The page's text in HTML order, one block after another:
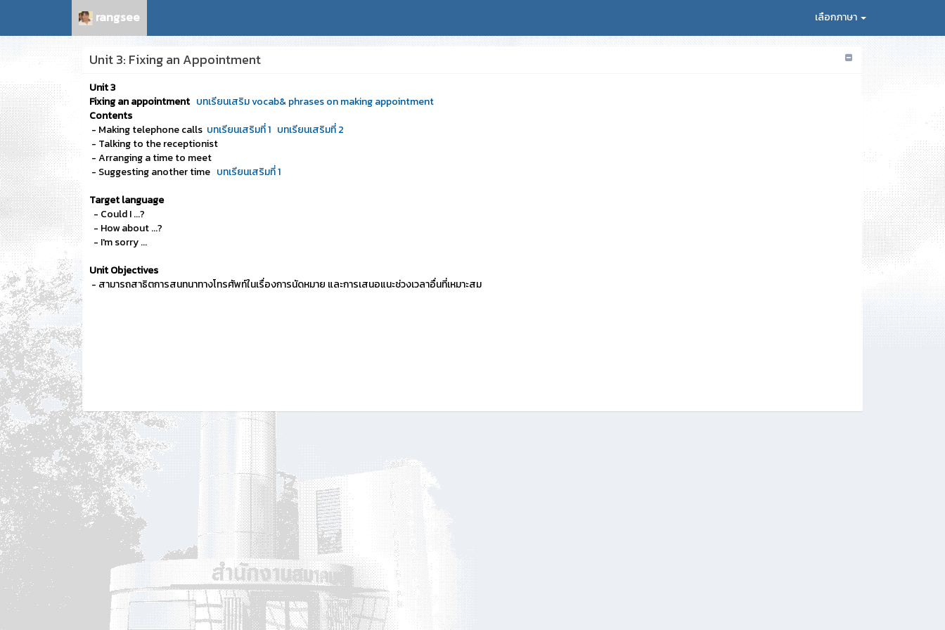
rangsee เลือกภาษา
Unit 3: Fixing an Appointment
Unit 3
Fixing an appointment บทเรียนเสริม vocab& phrases on making appointment
Contents
- Making telephone calls บทเรียนเสริมที่ 1 บทเรียนเสริมที่ 2
- Talking to the receptionist
- Arranging a time to meet
- Suggesting another time บทเรียนเสริมที่ 1
Target language
- Could I ...?
- How about ...?
- I'm sorry ...
Unit Objectives
- สามารถสาธิตการสนทนาทางโทรศัพท์ในเรื่องการนัดหมาย และการเสนอแนะช่วงเวลาอื่นที่เหมาะสม